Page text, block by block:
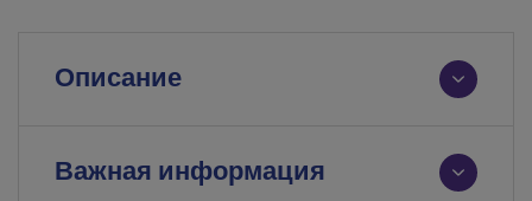
Описание
Важная информация